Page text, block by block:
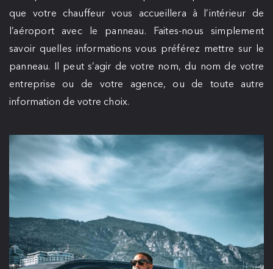
que votre chauffeur vous accueillera à l’intérieur de
l’aéroport avec le panneau. Faites-nous simplement
savoir quelles informations vous préférez mettre sur le
panneau. Il peut s’agir de votre nom, du nom de votre
entreprise ou de votre agence, ou de toute autre
information de votre choix.